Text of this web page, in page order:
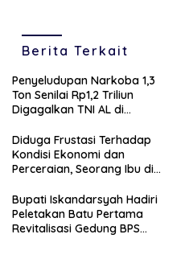
Berita Terkait
Penyeludupan Narkoba 1,3
Ton Senilai Rp1,2 Triliun
Digagalkan TNI AL di
Diduga Frustasi Terhadap
Kondisi Ekonomi dan
Perceraian, Seorang Ibu di
Anaknya Sendiri
Bupati Iskandarsyah Hadiri
Peletakan Batu Pertama
Revitalisasi Gedung BPS